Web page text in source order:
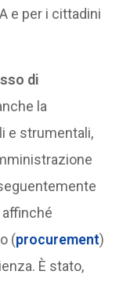
e per i cittadini
di
la
e strumentali,
(procurement)
È stato,